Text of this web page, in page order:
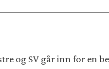
og SV går inn for en